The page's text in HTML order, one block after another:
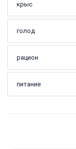
крыс
голод
рацион
питание